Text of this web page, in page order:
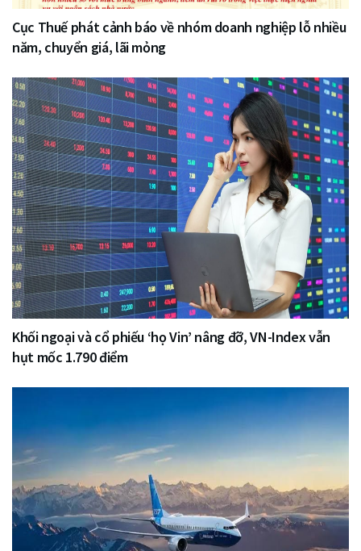
Cục Thuế phát cảnh báo về nhóm doanh nghiệp lỗ nhiều
năm, chuyển giá, lãi mỏng
Khối ngoại và cổ phiếu ‘họ Vin’ nâng đỡ, VN-Index vẫn
hụt mốc 1.790 điểm